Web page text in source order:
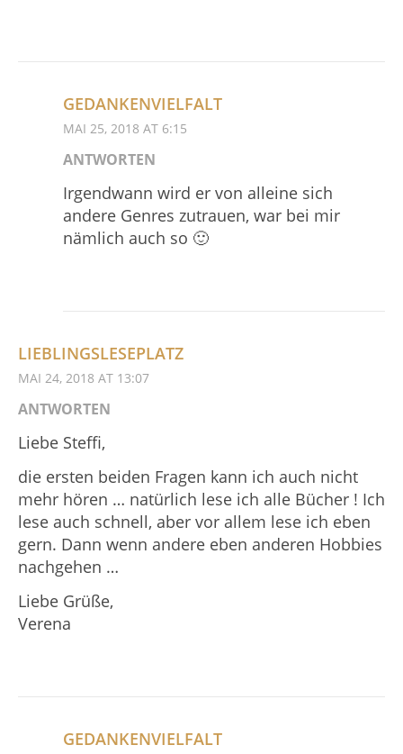
GEDANKENVIELFALT
MAI 25, 2018 AT 6:15
ANTWORTEN
Irgendwann wird er von alleine sich
andere Genres zutrauen, war bei mir
nämlich auch so 🙂
LIEBLINGSLESEPLATZ
MAI 24, 2018 AT 13:07
ANTWORTEN
Liebe Steffi,
die ersten beiden Fragen kann ich auch nicht
mehr hören … natürlich lese ich alle Bücher ! Ich
lese auch schnell, aber vor allem lese ich eben
gern. Dann wenn andere eben anderen Hobbies
nachgehen …
Liebe Grüße,
Verena
GEDANKENVIELFALT